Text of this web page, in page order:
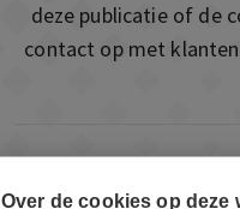
Over de cookies op deze
deze publicatie of de
contact op met
Deze publicatie is ook